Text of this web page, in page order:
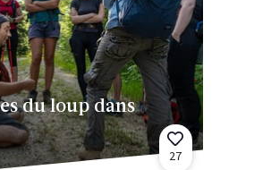
du loup dans
27